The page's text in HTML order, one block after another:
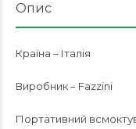
Опис
Країна – Італія
Виробник – Fazzini
Портативний